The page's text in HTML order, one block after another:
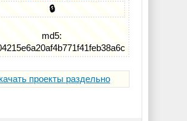
🔒
md5:
проекты раздельно